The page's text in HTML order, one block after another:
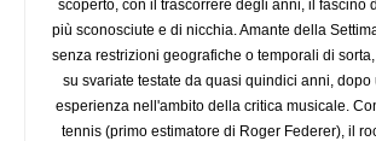
scoperto, con il trascorrere degli anni, il fascino
più sconosciute e di nicchia. Amante della
senza restrizioni geografiche o temporali di
su svariate testate da quasi quindici anni, dopo
esperienza nell'ambito della critica musicale.
tennis (primo estimatore di Roger Federer), il